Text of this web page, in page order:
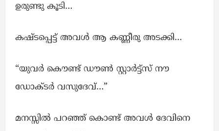
ഉരുണ്ടു കൂടി…
കഷ്ടപ്പെട്ട് അവൾ ആ കണ്ണീരു അടക്കി…
“യുവര്‍ കൌണ്ട് ഡൗൺ സ്റ്റാർട്ട്സ് നൗ
ഡോക്ടർ വസുദേവ്…”
മനസ്സിൽ പറഞ്ഞ് കൊണ്ട് അവള്‍ ദേവിനെ